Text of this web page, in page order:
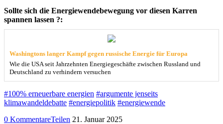
Sollte sich die Energiewendebewegung vor diesen Karren
spannen lassen ?:
Washingtons langer Kampf gegen russische Energie für Europa
Wie die USA seit Jahrzehnten Energiegeschäfte zwischen Russland und
Deutschland zu verhindern versuchen
#100% erneuerbare energien #argumente jenseits
klimawandeldebatte #energiepolitik #energiewende
0 KommentareTeilen 21. Januar 2025